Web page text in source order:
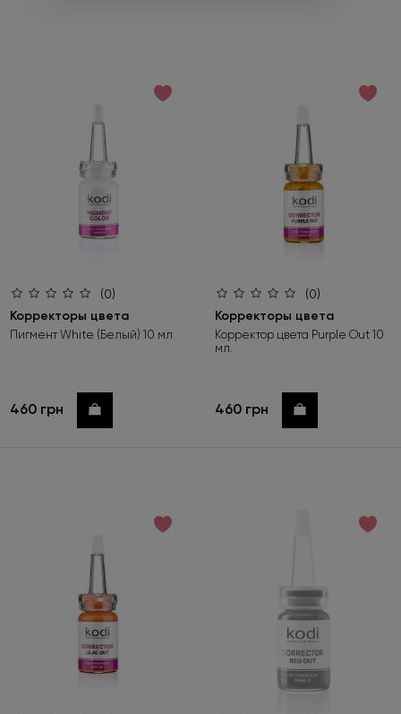
по возрастанию цены
по убыванию цены
по новинкам
(0)
Корректоры цвета
Пигмент White (Белый) 10 мл
460 грн Купить
(0)
Корректоры цвета
Корректор цвета Purple Out 10
мл.
460 грн Купить